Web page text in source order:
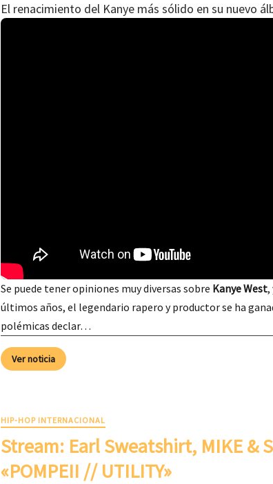
El renacimiento del Kanye más sólido en su nuevo
Se puede tener opiniones muy diversas sobre Kanye West,
últimos años, el legendario rapero y productor se ha
polémicas declar…
Ver noticia
HIP-HOP INTERNACIONAL
Stream: Earl Sweatshirt, MIKE &
«POMPEII // UTILITY»